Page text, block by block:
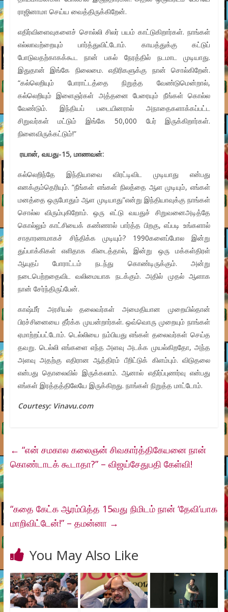
ராஜினாமா செய்ய வைத்திருக்கிறேன்.
எதிர்விளைவுகளைச் சொல்லி சிலர் பயம் காட்டுகிறார்கள். நாங்கள்
எல்லாவற்றையும் பார்த்துவிட்டோம். காயத்துக்கு கட்டுப்
போடுவதற்காகக்கூட நான் பகல் நேரத்தில் நடமாட முடியாது.
இதுதான் இங்கே நிலைமை. எதிரிகளுக்கு நான் சொல்கிறேன்.
“கல்லெறியும் போராட்டத்தை நிறுத்த வேண்டுமென்றால்,
கல்லெறியும் இளைஞர்கள் அத்தனை பேரையும் நீங்கள் கொல்ல
வேண்டும். இந்தியப் படையினரால் அநாதைகளாக்கப்பட்ட
சிறுவர்கள் மட்டும் இங்கே 50,000 பேர் இருக்கிறார்கள்.
நினைவிருக்கட்டும்!”
ரயான், வயது-15, மாணவன்:
கல்லெறிந்தே இந்தியாவை விரட்டிவிட முடியாது என்பது
எனக்கும்தெரியும். “நீங்கள் எங்கள் நிலத்தை ஆள முடியும், எங்கள்
மனத்தை ஒருபோதும் ஆள முடியாது”என்று இந்தியாவுக்கு நாங்கள்
சொல்ல விரும்புகிறோம். ஒரு எட்டு வயதுச் சிறுவனைஅடித்தே
கொல்லும் காட்சியைக் கண்ணால் பார்த்த பிறகு, எப்படி உங்களால்
சாதாரணமாகச் சிந்திக்க முடியும்? 1990களைப்போல இன்று
துப்பாக்கிகள் எளிதாக கிடைத்தால், இன்று ஒரு மக்கள்திரள்
ஆயுதப் போராட்டம் நடந்து கொண்டிருக்கும். அன்று
நடைபெற்றதைவிட வலிமையாக நடக்கும். அதில் முதல் ஆளாக
நான் சேர்ந்திருப்பேன்.
காஷ்மீர் அரசியல் தலைவர்கள் அமைதியான முறையில்தான்
பிரச்சினையை தீர்க்க முயன்றார்கள். ஒவ்வொரு முறையும் நாங்கள்
ஏமாற்றப்பட்டோம். டெல்லியை நம்பியது எங்கள் தலைவர்கள் செய்த
தவறு. டெல்லி எங்களை எந்த அளவு அடக்க முயல்கிறதோ, அந்த
அளவு அதற்கு எதிரான ஆத்திரம் பீறிட்டுக் கிளம்பும். விடுதலை
என்பது தொலைவில் இருக்கலாம். ஆனால் எதிர்ப்புணர்வு என்பது
எங்கள் இரத்தத்திலேயே இருக்கிறது. நாங்கள் நிறுத்த மாட்டோம்.
Courtesy: Vinavu.com
← “என் சமகால கலைஞன் சிவகார்த்திகேயனை நான்
கொண்டாடக் கூடாதா?” – விஜய்சேதுபதி கேள்வி!
“கதை கேட்க ஆரம்பித்த 15வது நிமிடம் நான் ‘தேவி’யாக
மாறிவிட்டேன்!” – தமன்னா →
You May Also Like